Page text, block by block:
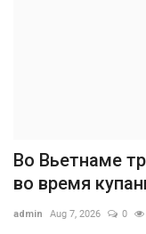
Во Вьетнаме
во время
admin Aug 7, 2026 0